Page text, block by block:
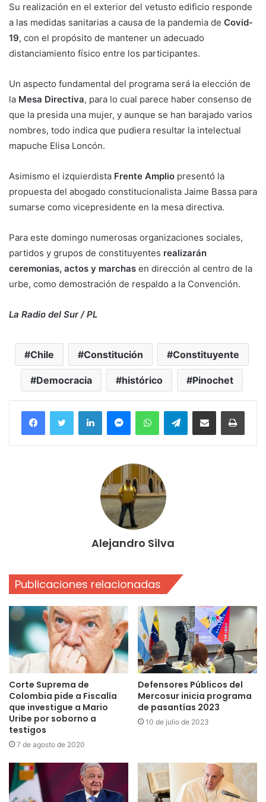
Su realización en el exterior del vetusto edificio responde
a las medidas sanitarias a causa de la pandemia de Covid-
19, con el propósito de mantener un adecuado
distanciamiento físico entre los participantes.
Un aspecto fundamental del programa será la elección de
la Mesa Directiva, para lo cual parece haber consenso de
que la presida una mujer, y aunque se han barajado varios
nombres, todo indica que pudiera resultar la intelectual
mapuche Elisa Loncón.
Asimismo el izquierdista Frente Amplio presentó la
propuesta del abogado constitucionalista Jaime Bassa para
sumarse como vicepresidente en la mesa directiva.
Para este domingo numerosas organizaciones sociales,
partidos y grupos de constituyentes realizarán
ceremonias, actos y marchas en dirección al centro de la
urbe, como demostración de respaldo a la Convención.
La Radio del Sur / PL
Chile Constitución Constituyente
Democracia histórico Pinochet
FacebookTwitter LinkedInMessengerWhatsAppTelegramCompartir por correo electrónico
Alejandro Silva
Publicaciones relacionadas
Corte Suprema de
Colombia pide a Fiscalía
que investigue a Mario
Uribe por soborno a
testigos
7 de agosto de 2020
Defensores Públicos del
Mercosur inicia programa
de pasantías 2023
10 de julio de 2023